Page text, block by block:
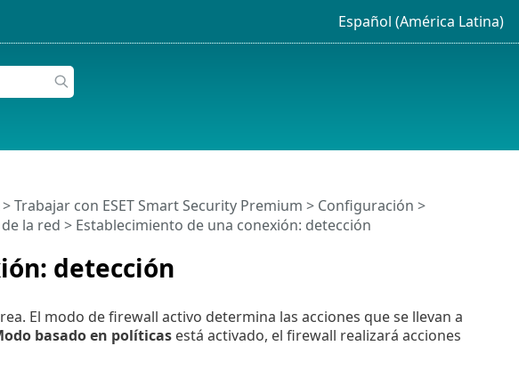
Español (América Latina)
detección
>Trabajar con ESET Smart Security Premium > Configuración >
la red > Establecimiento de una conexión: detección
El modo de firewall activo determina las acciones que se llevan a
basado en políticasestá activado, el firewall realizará acciones